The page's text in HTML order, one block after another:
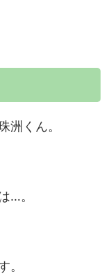
洲くん。
…。
。